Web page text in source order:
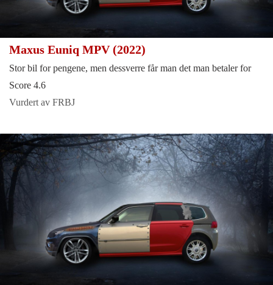
Maxus Euniq MPV (2022)
Stor bil for pengene, men dessverre får man det man betaler for
Score 4.6
Vurdert av FRBJ